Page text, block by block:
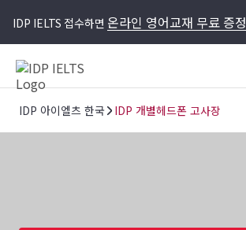
IDP IELTS 접수하면 온라인 영어교재 무료 증정
IDP 아이엘츠 한국 IDP 개별헤드폰 고사장